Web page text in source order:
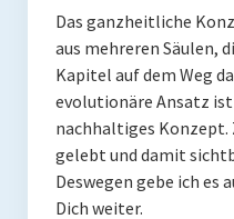
Paleo Bücher kaufen
Über mich
Pawel M. Konefal
Publikationen
Das ganzheitliche
aus mehreren Säulen,
Kapitel auf dem Weg
evolutionäre Ansatz
nachhaltiges Konzept.
gelebt und damit
Deswegen gebe ich es
Dich weiter.